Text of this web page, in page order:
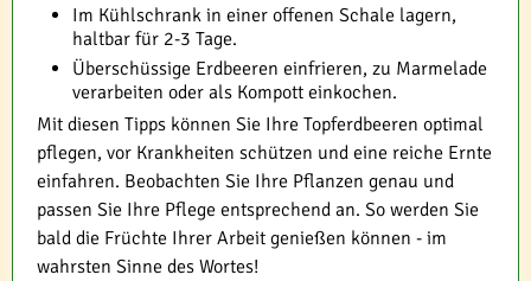
Im Kühlschrank in einer offenen Schale lagern,
haltbar für 2-3 Tage.
Überschüssige Erdbeeren einfrieren, zu Marmelade
verarbeiten oder als Kompott einkochen.
Mit diesen Tipps können Sie Ihre Topferdbeeren optimal
pflegen, vor Krankheiten schützen und eine reiche Ernte
einfahren. Beobachten Sie Ihre Pflanzen genau und
passen Sie Ihre Pflege entsprechend an. So werden Sie
bald die Früchte Ihrer Arbeit genießen können - im
wahrsten Sinne des Wortes!